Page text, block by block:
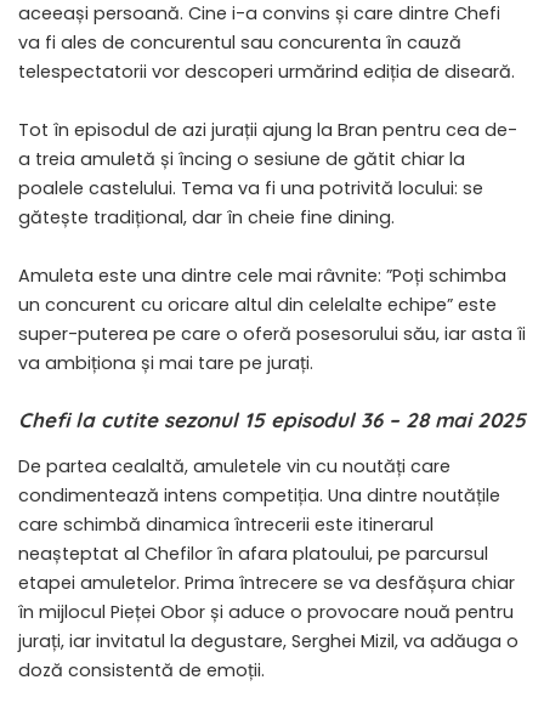
aceeași persoană. Cine i-a convins și care dintre Chefi
va fi ales de concurentul sau concurenta în cauză
telespectatorii vor descoperi urmărind ediția de diseară.
Tot în episodul de azi jurații ajung la Bran pentru cea de-
a treia amuletă și încing o sesiune de gătit chiar la
poalele castelului. Tema va fi una potrivită locului: se
gătește tradițional, dar în cheie fine dining.
Amuleta este una dintre cele mai râvnite: ”Poți schimba
un concurent cu oricare altul din celelalte echipe” este
super-puterea pe care o oferă posesorului său, iar asta îi
va ambiționa și mai tare pe jurați.
Chefi la cutite sezonul 15 episodul 36 – 28 mai 2025
De partea cealaltă, amuletele vin cu noutăți care
condimentează intens competiția. Una dintre noutățile
care schimbă dinamica întrecerii este itinerarul
neașteptat al Chefilor în afara platoului, pe parcursul
etapei amuletelor. Prima întrecere se va desfășura chiar
în mijlocul Pieței Obor și aduce o provocare nouă pentru
jurați, iar invitatul la degustare, Serghei Mizil, va adăuga o
doză consistentă de emoții.